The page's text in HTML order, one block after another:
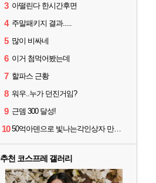
3 아떨린다 한시간후면
4 주말패키지 결과.....
5 많이 비싸네
6 이거 첨먹어봤는데
7 할파스 근황
8 워우..누가 던진거임?
9 근뎀 300 달성!
10 50억아덴으로 빛나는각인상자 만드는거 추천하세요?
추천 코스프레 갤러리